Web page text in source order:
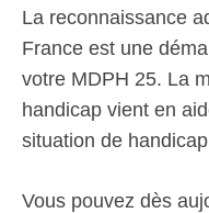
La reconnaissance
France est une
votre MDPH 25. La
handicap vient en
situation de
Vous pouvez dès